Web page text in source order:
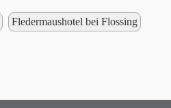
Fledermaushotel bei Flossing